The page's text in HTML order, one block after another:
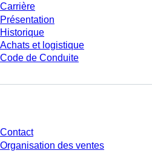
Carrière
Présentation
Historique
Achats et logistique
Code de Conduite
Contact
Organisation des ventes